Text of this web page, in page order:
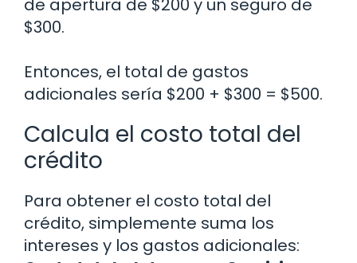
de apertura de $200 y un seguro de
$300.
Entonces, el total de gastos
adicionales sería $200 + $300 = $500.
Calcula el costo total del
crédito
Para obtener el costo total del
crédito, simplemente suma los
intereses y los gastos adicionales: